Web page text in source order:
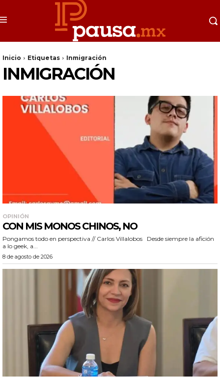
Inicio Etiquetas Inmigración
INMIGRACIÓN
OPINIÓN
CON MIS MONOS CHINOS, NO
Pongamos todo en perspectiva // Carlos Villalobos Desde siempre la afición
a lo geek, a...
8 de agosto de 2026